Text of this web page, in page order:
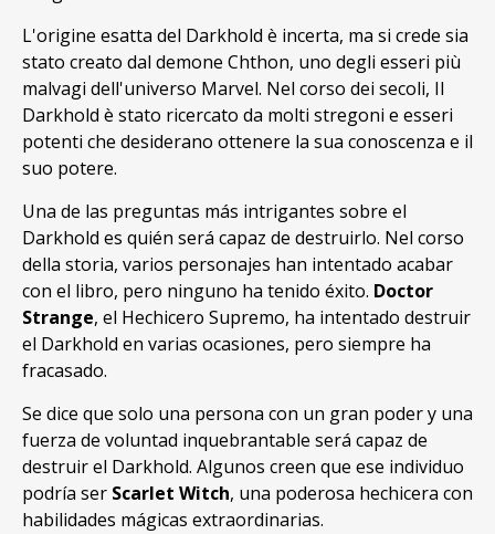
L'origine esatta del Darkhold è incerta, ma si crede sia
stato creato dal demone Chthon, uno degli esseri più
malvagi dell'universo Marvel. Nel corso dei secoli, Il
Darkhold è stato ricercato da molti stregoni e esseri
potenti che desiderano ottenere la sua conoscenza e il
suo potere.
Una de las preguntas más intrigantes sobre el
Darkhold es quién será capaz de destruirlo. Nel corso
della storia, varios personajes han intentado acabar
con el libro, pero ninguno ha tenido éxito. Doctor
Strange, el Hechicero Supremo, ha intentado destruir
el Darkhold en varias ocasiones, pero siempre ha
fracasado.
Se dice que solo una persona con un gran poder y una
fuerza de voluntad inquebrantable será capaz de
destruir el Darkhold. Algunos creen que ese individuo
podría ser Scarlet Witch, una poderosa hechicera con
habilidades mágicas extraordinarias.